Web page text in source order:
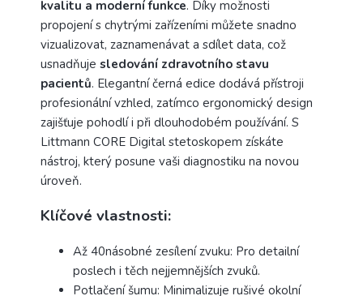
kvalitu a moderní funkce. Díky možnosti
propojení s chytrými zařízeními můžete snadno
vizualizovat, zaznamenávat a sdílet data, což
usnadňuje sledování zdravotního stavu
pacientů. Elegantní černá edice dodává přístroji
profesionální vzhled, zatímco ergonomický design
zajišťuje pohodlí i při dlouhodobém používání. S
Littmann CORE Digital stetoskopem získáte
nástroj, který posune vaši diagnostiku na novou
úroveň.
Klíčové vlastnosti:
Až 40násobné zesílení zvuku: Pro detailní
poslech i těch nejjemnějších zvuků.​
Potlačení šumu: Minimalizuje rušivé okolní